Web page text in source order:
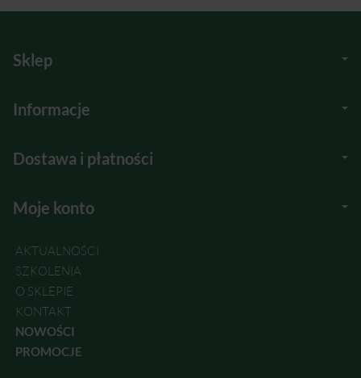
Sklep
Informacje
Dostawa i płatności
Moje konto
AKTUALNOŚCI
SZKOLENIA
O SKLEPIE
KONTAKT
NOWOŚCI
PROMOCJE